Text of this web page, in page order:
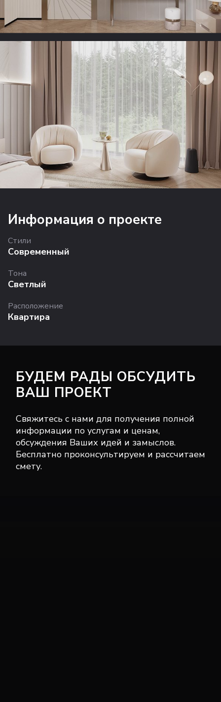
Информация о проекте
Стили
Современный
Тона
Светлый
Расположение
Квартира
БУДЕМ РАДЫ ОБСУДИТЬ
ВАШ ПРОЕКТ
Свяжитесь с нами для получения полной
информации по услугам и ценам,
обсуждения Ваших идей и замыслов.
Бесплатно проконсультируем и рассчитаем
смету.